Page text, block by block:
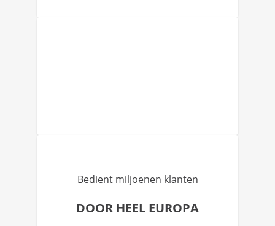
Bedient miljoenen klanten
DOOR HEEL EUROPA